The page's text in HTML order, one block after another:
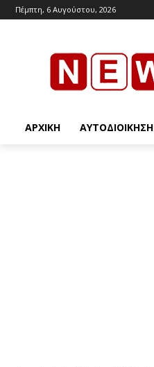
Πέμπτη, 6 Αυγούστου, 2026
ΑΡΧΙΚΉ ΑΥΤΟΔΙΟΊΚΗΣΗ